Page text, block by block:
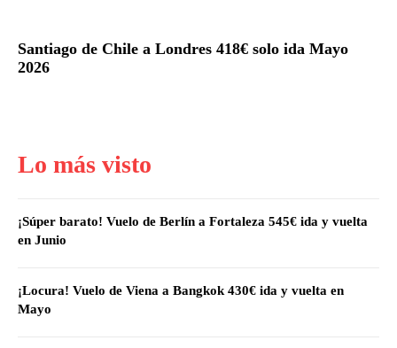
Santiago de Chile a Londres 418€ solo ida Mayo
2026
Lo más visto
¡Súper barato! Vuelo de Berlín a Fortaleza 545€ ida y vuelta
en Junio
¡Locura! Vuelo de Viena a Bangkok 430€ ida y vuelta en
Mayo